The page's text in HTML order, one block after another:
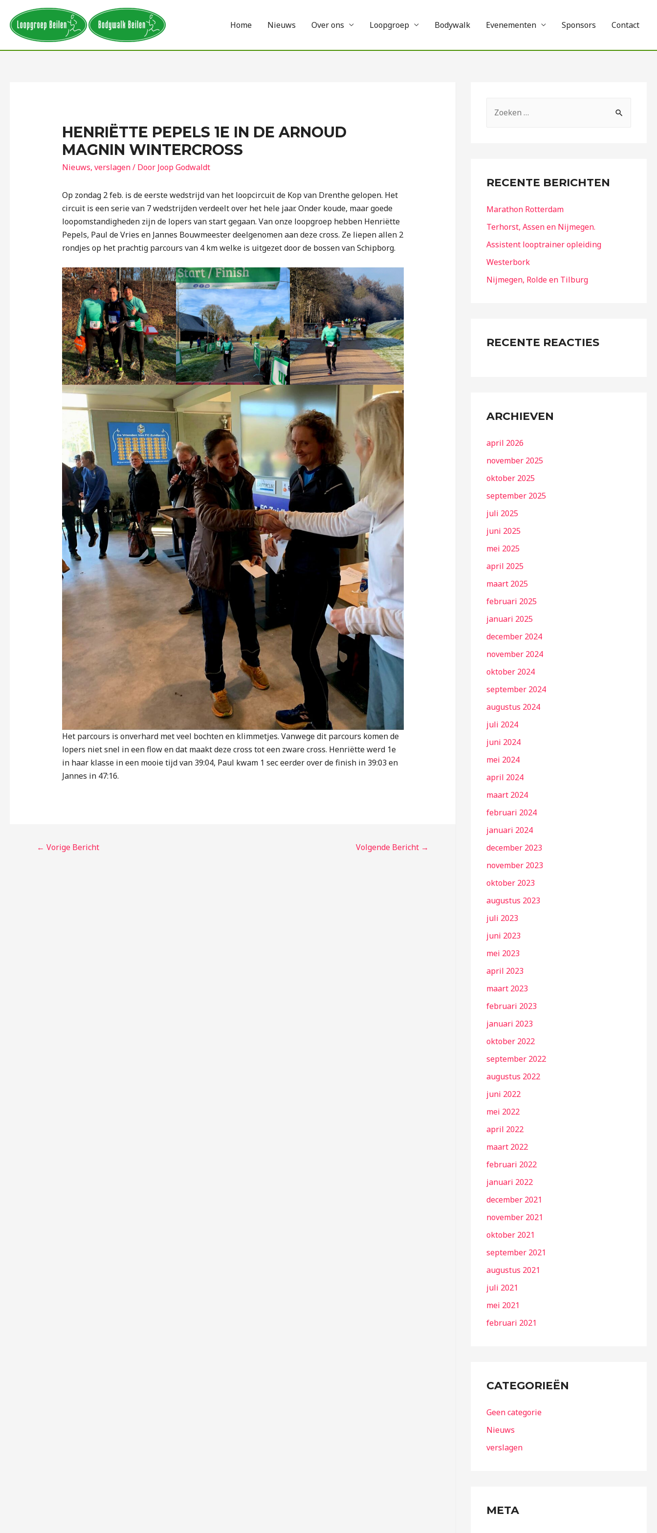
Home Nieuws Over ons Loopgroep Bodywalk Evenementen Sponsors Contact
HENRIËTTE PEPELS 1E IN DE ARNOUD
MAGNIN WINTERCROSS
Nieuws, verslagen/ Door Joop Godwaldt
Op zondag 2 feb. is de eerste wedstrijd van het loopcircuit de Kop van Drenthe gelopen. Het
circuit is een serie van 7 wedstrijden verdeelt over het hele jaar. Onder koude, maar goede
loopomstandigheden zijn de lopers van start gegaan. Van onze loopgroep hebben Henriëtte
Pepels, Paul de Vries en Jannes Bouwmeester deelgenomen aan deze cross. Ze liepen allen 2
rondjes op het prachtig parcours van 4 km welke is uitgezet door de bossen van Schipborg.
Het parcours is onverhard met veel bochten en klimmetjes. Vanwege dit parcours komen de
lopers niet snel in een flow en dat maakt deze cross tot een zware cross. Henriëtte werd 1e
in haar klasse in een mooie tijd van 39:04, Paul kwam 1 sec eerder over de finish in 39:03 en
Jannes in 47:16.
← Vorige Bericht Volgende Bericht →
RECENTE BERICHTEN
Marathon Rotterdam
Terhorst, Assen en Nijmegen.
Assistent looptrainer opleiding
Westerbork
Nijmegen, Rolde en Tilburg
RECENTE REACTIES
ARCHIEVEN
april 2026
november 2025
oktober 2025
september 2025
juli 2025
juni 2025
mei 2025
april 2025
maart 2025
februari 2025
januari 2025
december 2024
november 2024
oktober 2024
september 2024
augustus 2024
juli 2024
juni 2024
mei 2024
april 2024
maart 2024
februari 2024
januari 2024
december 2023
november 2023
oktober 2023
augustus 2023
juli 2023
juni 2023
mei 2023
april 2023
maart 2023
februari 2023
januari 2023
oktober 2022
september 2022
augustus 2022
juni 2022
mei 2022
april 2022
maart 2022
februari 2022
januari 2022
december 2021
november 2021
oktober 2021
september 2021
augustus 2021
juli 2021
mei 2021
februari 2021
CATEGORIEËN
Geen categorie
Nieuws
verslagen
META